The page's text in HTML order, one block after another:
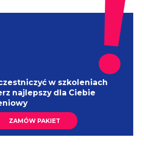
w szkoleniach
najlepszy dla Ciebie
ZAMÓW PAKIET